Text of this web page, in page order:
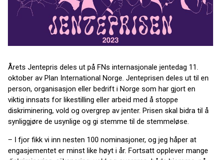
Årets Jentepris deles ut på FNs internasjonale jentedag 11.
oktober av Plan International Norge. Jenteprisen deles ut til en
person, organisasjon eller bedrift i Norge som har gjort en
viktig innsats for likestilling eller arbeid med å stoppe
diskriminering, vold og overgrep av jenter. Prisen skal bidra til å
synliggjøre de usynlige og gi stemme til de stemmeløse.
– I fjor fikk vi inn nesten 100 nominasjoner, og jeg håper at
engasjementet er minst like høyt i år. Fortsatt opplever mange